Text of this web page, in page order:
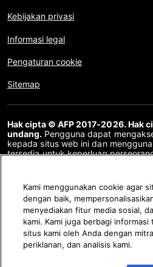
Kebijakan privasi
Informasi legal
Pengaturan cookie
Sitemap
Hak cipta © AFP 2017-2026. Hak
undang. Pengguna dapat
kepada situs web ini dan
tersedia untuk keperluan
komunikasi kepada publik atau
web ini, secara keseluruhan atau
dan/atau dengan cara lain, tanpa
ditandatangani dengan AFP,
yang digambarkan atau
konten Periksa Fakta disediakan
pemahaman yang benar tentang
bersangkutan. AFP belum
atau pemilik hak cipta dari konten
Kami menggunakan cookie agar
dengan baik,
menyediakan fitur media sosial,
kami. Kami juga berbagi
situs kami oleh Anda dengan
periklanan, dan analisis kami.